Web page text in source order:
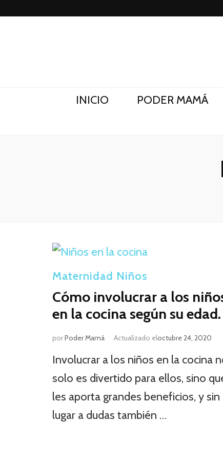
INICIO PODER MAMÁ
Maternidad Niños
Cómo involucrar a los
en la cocina según su edad.
porPoder Mamá Actualizado eloctubre 24, 2020
Involucrar a los niños en la cocina
solo es divertido para ellos, sino
les aporta grandes beneficios, y sin
lugar a dudas también …